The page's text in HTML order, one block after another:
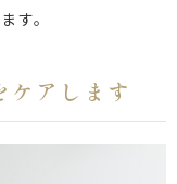
す。
ケアします